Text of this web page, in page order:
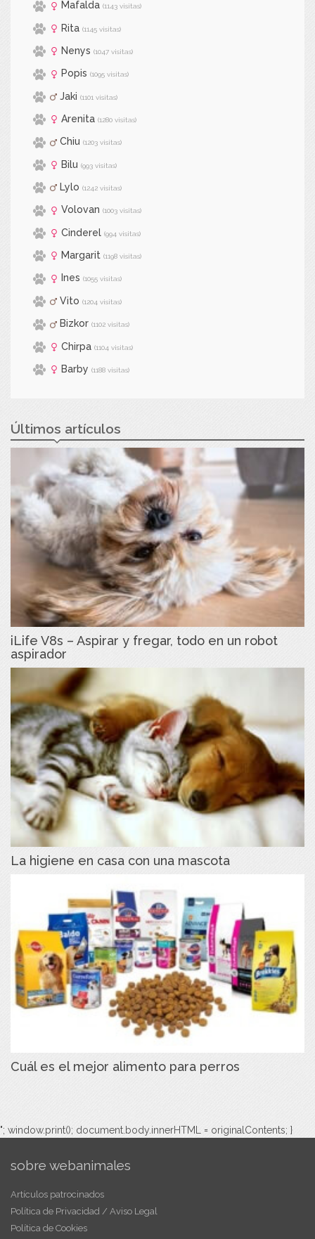
Mafalda (1143 visitas)
Rita (1145 visitas)
Nenys (1047 visitas)
Popis (1095 visitas)
Jaki (1101 visitas)
Arenita (1280 visitas)
Chiu (1203 visitas)
Bilu (993 visitas)
Lylo (1242 visitas)
Volovan (1003 visitas)
Cinderel (994 visitas)
Margarit (1198 visitas)
Ines (1055 visitas)
Vito (1204 visitas)
Bizkor (1102 visitas)
Chirpa (1104 visitas)
Barby (1188 visitas)
Últimos artículos
iLife V8s – Aspirar y fregar, todo en un robot
aspirador
La higiene en casa con una mascota
Cuál es el mejor alimento para perros
"; window.print(); document.body.innerHTML = originalContents; }
sobre webanimales
Artículos patrocinados
Política de Privacidad / Aviso Legal
Política de Cookies